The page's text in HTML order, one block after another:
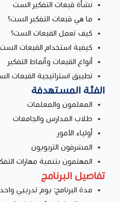
نشأة قبعات التفكير الست
ما هي قبعات التفكير الست؟
كيف تعمل القبعات الست؟
كيفية استخدام القبعات الست
أنواع القبعات وأنماط التفكير
تطبيق استراتيجية القبعات
الفئة المستهدفة
المعلمون والمعلمات
طلاب المدارس والجامعات
أولياء الأمور
المشرفون التربويون
المهتمون بتنمية مهارات
تفاصيل البرنامج
مدة البرنامج: يوم تدريبي واحد